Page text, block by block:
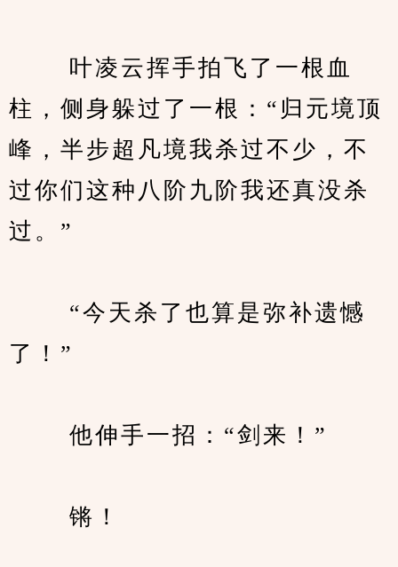
叶凌云挥手拍飞了一根血
柱，侧身躲过了一根：“归元境顶
峰，半步超凡境我杀过不少，不
过你们这种八阶九阶我还真没杀
过。”
“今天杀了也算是弥补遗憾
了！”
他伸手一招：“剑来！”
锵！